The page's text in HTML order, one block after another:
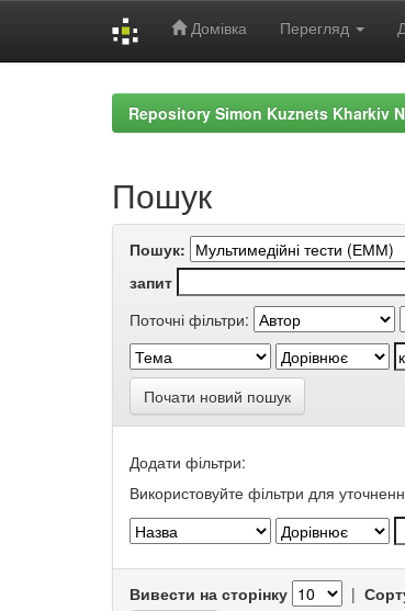
Домівка Перегляд
Repository Simon Kuznets Kharkiv
Пошук
Пошук:
запит
Поточні фільтри:
Почати новий пошук
Додати фільтри:
Використовуйте фільтри для
Вивести на сторінку |